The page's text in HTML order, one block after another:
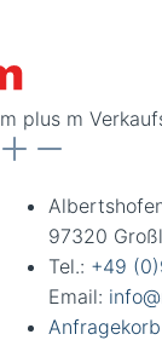
m plus m
97320
Tel.: +49
Email:
Anfragekorb